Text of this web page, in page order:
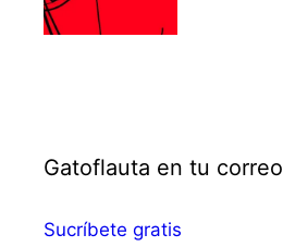
Gatoflauta en tu correo
Sucríbete gratis